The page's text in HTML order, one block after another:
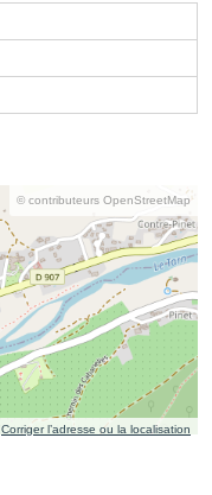
© contributeurs OpenStreetMap
Corriger l’adresse ou la localisation